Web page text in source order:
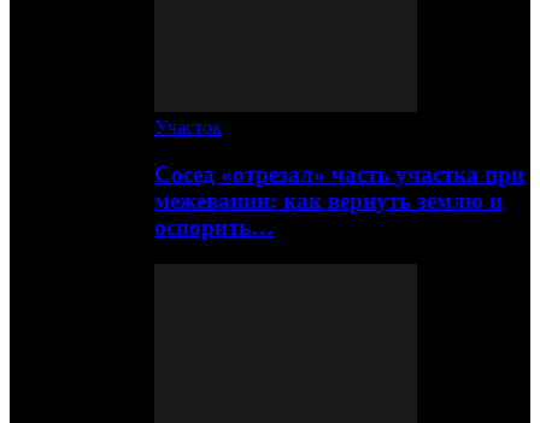
Участок
Сосед «отрезал» часть участка при
межевании: как вернуть землю и
оспорить…